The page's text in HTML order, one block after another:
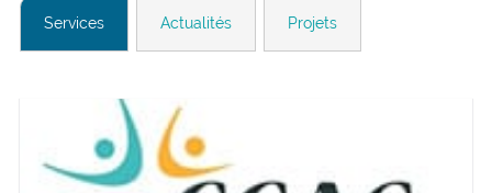
Services Actualités Projets